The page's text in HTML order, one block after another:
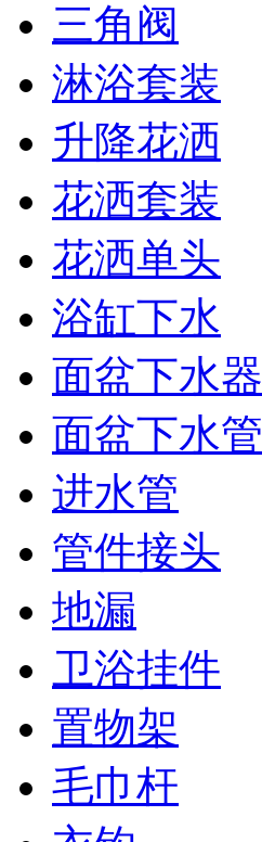
三角阀
淋浴套装
升降花洒
花洒套装
花洒单头
浴缸下水
面盆下水器
面盆下水管
进水管
管件接头
地漏
卫浴挂件
置物架
毛巾杆